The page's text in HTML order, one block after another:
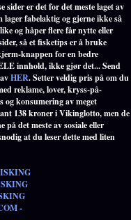
er det for det meste laget av
lager fabelaktig og gjerne ikke så
og håper flere får nytte eller
så et fisketips er å bruke
knappen for en bedre
innhold, ikke gjør det... Send
HER. Setter veldig pris på om du
reklame, lover, kryss-på-
konsumering av meget
138 kroner i Vikinglotto, men de
det meste av sosiale eller
at du leser dette med liten
-